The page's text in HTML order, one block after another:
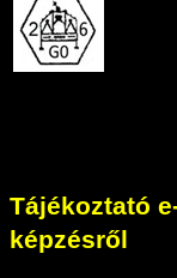
Tájékoztató
képzésről